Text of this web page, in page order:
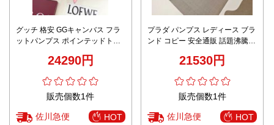
グッチ 格安 GGキャンバス フラ
ットパンプス ポインテッドトゥ
24290円
販売個数1件
佐川急便 HOT
プラダ パンプス レディース ブラ
ンド コピー 安全通販 話題沸騰
付き ポインテッドトゥ
21530円
販売個数1件
佐川急便 HOT